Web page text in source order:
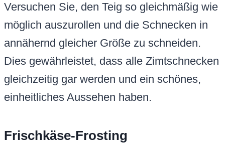
Versuchen Sie, den Teig so gleichmäßig wie
möglich auszurollen und die Schnecken in
annähernd gleicher Größe zu schneiden.
Dies gewährleistet, dass alle Zimtschnecken
gleichzeitig gar werden und ein schönes,
einheitliches Aussehen haben.
Frischkäse-Frosting